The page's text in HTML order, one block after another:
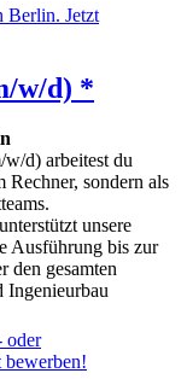
w/d) *
d) arbeitest du
Rechner, sondern als
unsere
Ausführung bis zur
den gesamten